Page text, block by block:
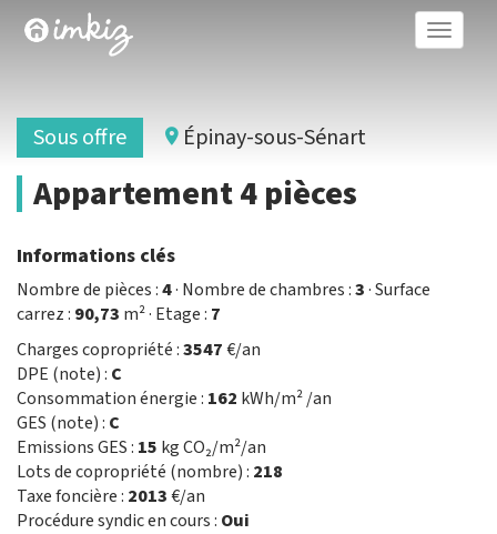
Toggle
Sous offre Épinay-sous-Sénart
Appartement 4 pièces
Informations clés
Nombre de pièces :4· Nombre de chambres :3· Surface
carrez : 90,73 m² · Etage : 7
Charges copropriété :3547€/an
DPE (note) : C
Consommation énergie : 162 kWh/m² /an
GES (note) : C
Emissions GES : 15 kg CO₂/m²/an
Lots de copropriété (nombre) : 218
Taxe foncière : 2013€/an
Procédure syndic en cours : Oui